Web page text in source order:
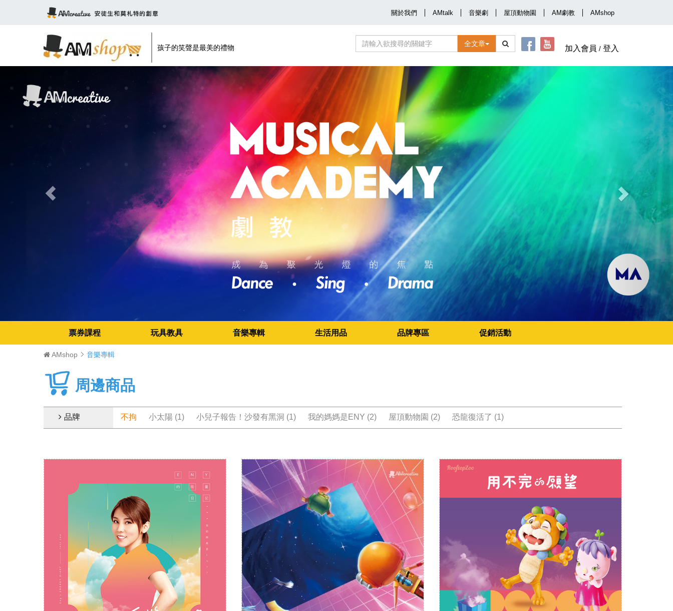
關於我們 AMtalk 音樂劇 屋頂動物園 AM劇教 AMshop
孩子的笑聲是最美的禮物 全文章
加入會員 / 登入
票券課程 玩具教具 音樂專輯 生活用品 品牌專區 促銷活動
AMshop 音樂專輯
周邊商品
品牌 不拘 小太陽 (1) 小兒子報告！沙發有黑洞 (1) 我的媽媽是ENY (2) 屋頂動物園 (2) 恐龍復活了 (1)